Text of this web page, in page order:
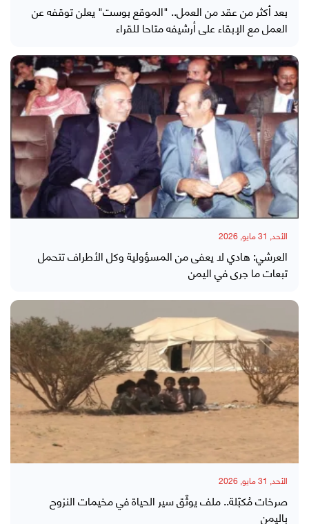
بعد أكثر من عقد من العمل.. "الموقع بوست" يعلن توقفه عن
العمل مع الإبقاء على أرشيفه متاحا للقراء
الأحد, 31 مايو, 2026
العرشي: هادي لا يعفى من المسؤولية وكل الأطراف تتحمل
تبعات ما جرى في اليمن
الأحد, 31 مايو, 2026
صرخات مُكبّلة.. ملف يوثّق سير الحياة في مخيمات النزوح
باليمن